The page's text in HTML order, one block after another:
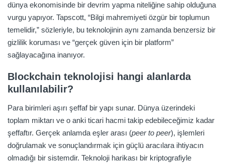
dünya ekonomisinde bir devrim yapma niteliğine sahip olduğuna
vurgu yapıyor. Tapscott, “Bilgi mahremiyeti özgür bir toplumun
temelidir,” sözleriyle, bu teknolojinin aynı zamanda benzersiz bir
gizlilik koruması ve “gerçek güven için bir platform”
sağlayacağına inanıyor.
Blockchain teknolojisi hangi alanlarda
kullanılabilir?
Para birimleri aşırı şeffaf bir yapı sunar. Dünya üzerindeki
toplam miktarı ve o anki ticari hacmi takip edebileceğimiz kadar
şeffaftır. Gerçek anlamda eşler arası (peer to peer), işlemleri
doğrulamak ve sonuçlandırmak için güçlü aracılara ihtiyacın
olmadığı bir sistemdir. Teknoloji harikası bir kriptografiyle